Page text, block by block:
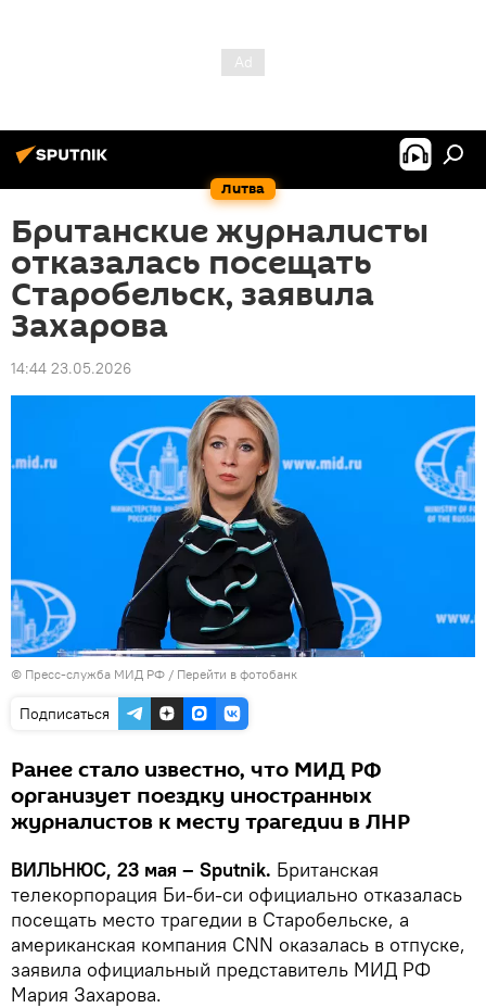
Литва
Британские журналисты
отказалась посещать
Старобельск, заявила
Захарова
14:44 23.05.2026
© Пресс-служба МИД РФ / Перейти в фотобанк
Подписаться
Ранее стало известно, что МИД РФ
организует поездку иностранных
журналистов к месту трагедии в ЛНР
ВИЛЬНЮС, 23 мая – Sputnik. Британская
телекорпорация Би-би-си официально отказалась
посещать место трагедии в Старобельске, а
американская компания CNN оказалась в отпуске,
заявила официальный представитель МИД РФ
Мария Захарова.